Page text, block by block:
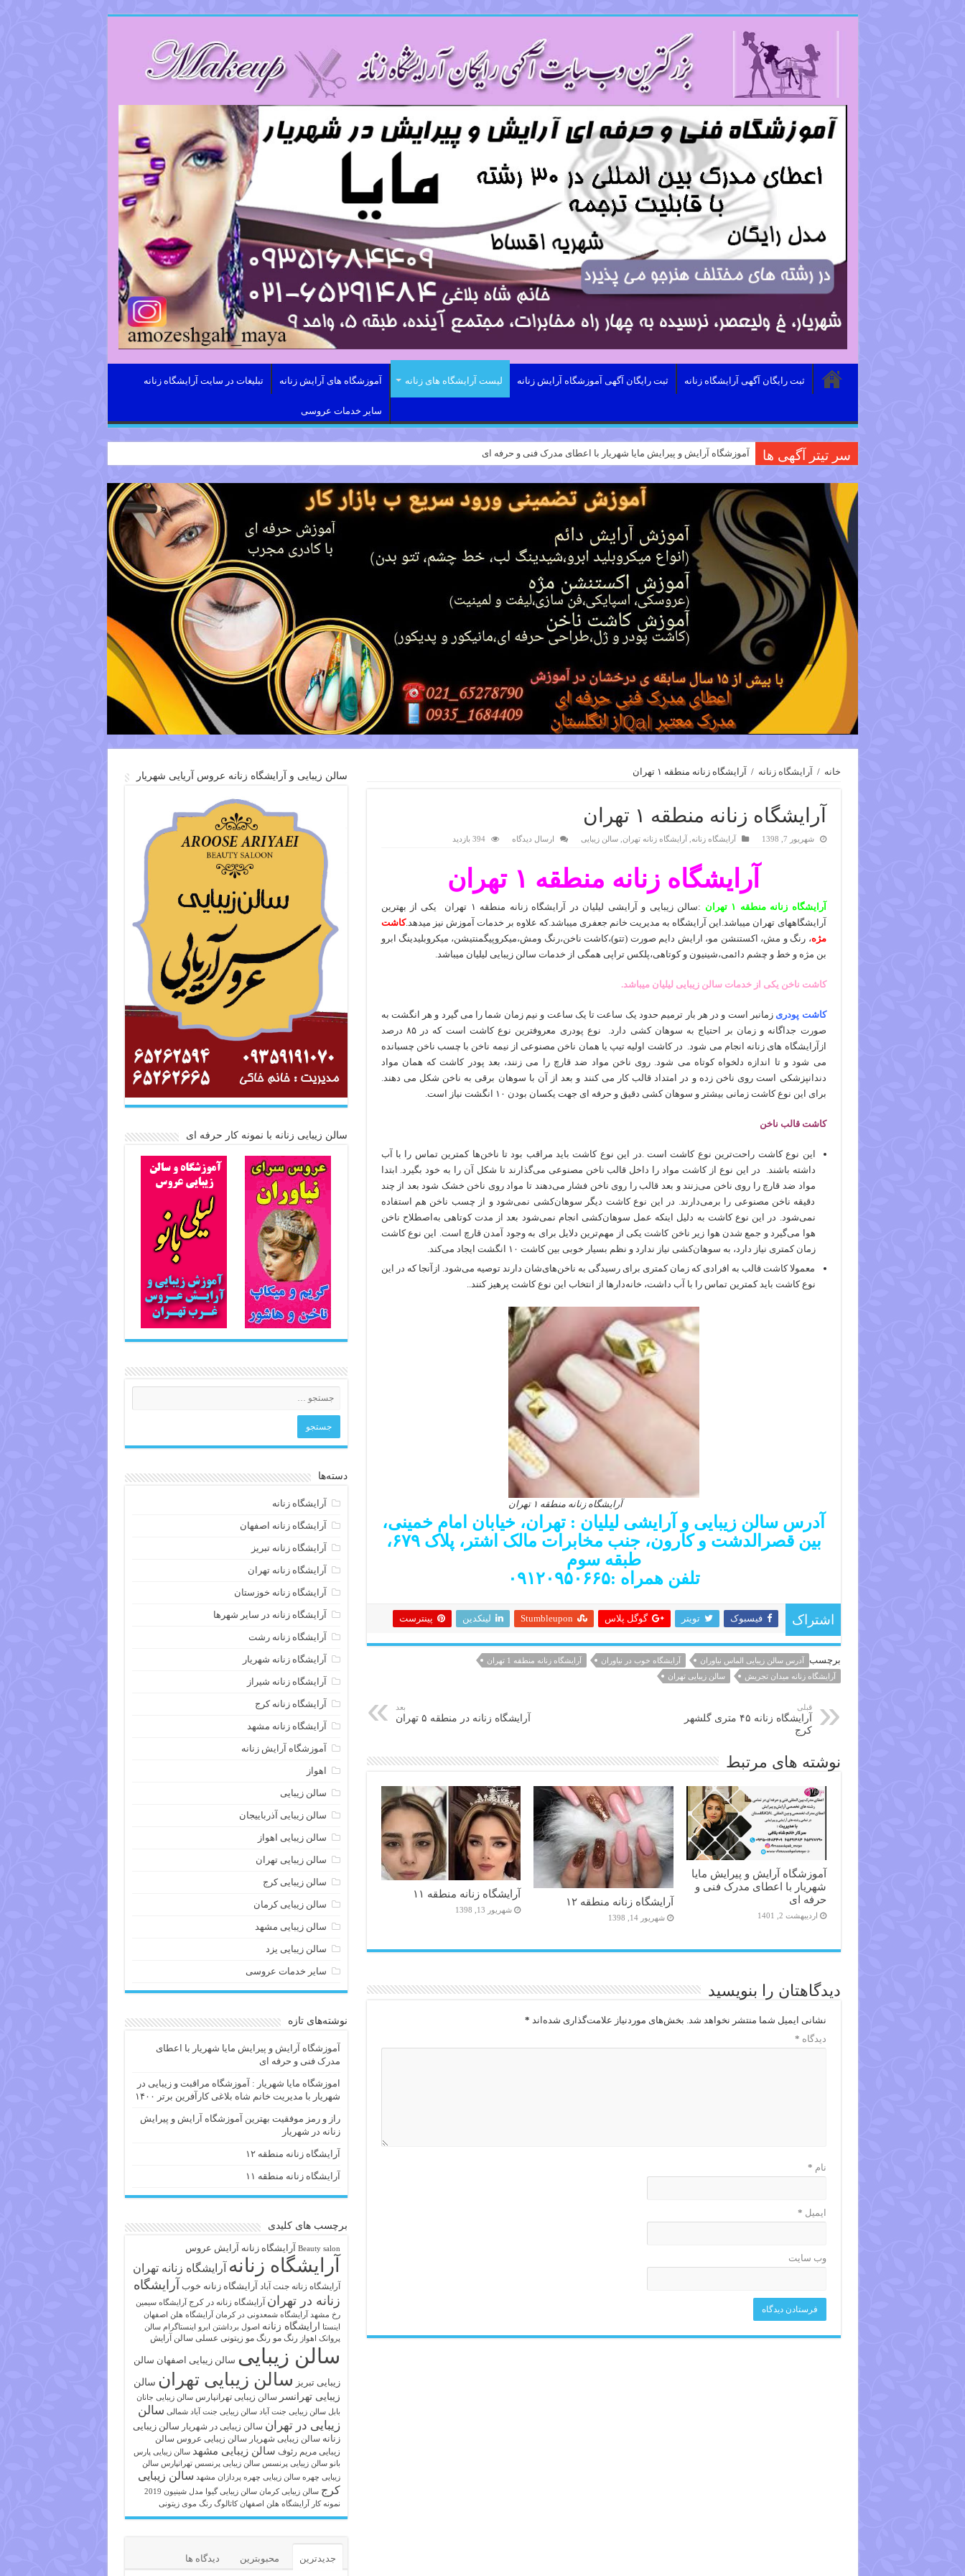
ثبت رایگان آگهی آرایشگاه زنانه ثبت رایگان آگهی آموزشگاه آرایش زنانه لیست آرایشگاه های زنانه آموزشگاه های آرایش زنانه تبلیغات در سایت آرایشگاه زنانه
سایر خدمات عروسی
سر تیتر آگهی ها آموزشگاه آرایش و پیرایش مایا شهریار با اعطای مدرک فنی و حرفه ای
خانه / آرایشگاه زنانه / آرایشگاه زنانه منطقه ۱ تهران
آرایشگاه زنانه منطقه ۱ تهران
شهریور 7, 1398 آرایشگاه زنانه ,آرایشگاه زنانه تهران ,سالن زیبایی ارسال دیدگاه 394 بازدید
آرایشگاه زنانه منطقه ۱ تهران
آرایشگاه زنانه منطقه ۱ تهران
:سالن زیبایی و آرایشی لیلیان در آرایشگاه زنانه منطقه ۱ تهران یکی از بهترین
آرایشگاههای تهران میباشد.این آرایشگاه به مدیریت خانم جعفری میباشد.که علاوه بر خدمات آموزش نیز میدهد.کاشت
مژه، رنگ و مش، اکستنشن مو، ارایش دایم صورت (تتو)،کاشت ناخن،رنگ ومش،میکروپیگمنتیشن، میکروبلیدینگ ابرو
بن مژه و خط و چشم دائمی،شینیون و کوتاهی،پلکس تراپی همگی از خدمات سالن زیبایی لیلیان میباشد.
کاشت ناخن یکی از خدمات سالن زیبایی لیلیان میباشد.
کاشت پودری زمانبر است و در هر بار ترمیم حدود یک ساعت تا یک ساعت و نیم زمان شما را می گیرد و هر انگشت به
صورت جداگانه و زمان بر احتیاج به سوهان کشی دارد. نوع پودری معروفترین نوع کاشت است که در ۸۵ درصد
ازآرایشگاه های زنانه انجام می شود. در کاشت اولیه تیپ یا همان ناخن مصنوعی از نیمه ناخن با چسب ناخن چسبانده
می شود و تا اندازه دلخواه کوتاه می شود. روی ناخن مواد ضد قارچ را می زنند، بعد پودر کاشت که همان مواد
دندانپزشکی است روی ناخن زده و در امتداد قالب کار می کنند و بعد از آن با سوهان برقی به ناخن شکل می دهند.
برای این نوع کاشت زمانی بیشتر و سوهان کشی دقیق و حرفه ای جهت یکسان بودن ۱۰ انگشت نیاز است.
کاشت قالب ناخن
این نوع کاشت راحت‌ترین نوع کاشت است .در این نوع کاشت باید مراقب بود تا ناخن‌ها کمترین تماس را با آب
داشته باشند. در این نوع از کاشت مواد را داخل قالب ناخن مصنوعی می‌گذارند تا شکل آن را به خود بگیرد. ابتدا
مواد ضد قارچ را روی ناخن می‌زنند و بعد قالب را روی ناخن فشار می‌دهند تا مواد روی ناخن خشک ‌شود بعد از چند
دقیقه ناخن مصنوعی را برمی‌دارند. در این نوع کاشت دیگر سوهان‌کشی نمی‌شود و از چسب ناخن هم استفاده
نمی‌شود. در این نوع کاشت به دلیل اینکه عمل سوهان‌کشی انجام نمی‌شود بعد از مدت کوتاهی به‌اصطلاح ناخن
هوا می‌گیرد و جمع شدن هوا زیر ناخن کاشت یکی از مهم‌ترین دلایل برای به وجود آمدن قارچ است. این نوع کاشت
زمان کمتری نیاز دارد، به سوهان‌کشی نیاز ندارد و نظم بسیار خوبی بین کاشت ۱۰ انگشت ایجاد می‌کند.
معمولا کاشت قالب به افرادی که زمان کمتری برای رسیدگی به ناخن‌های‌شان دارند توصیه می‌شود. ازآنجا که در این
نوع کاشت باید کمترین تماس را با آب داشت، خانه‌دارها از انتخاب این نوع کاشت پرهیز کنند..
آرایشگاه زنانه منطقه ۱ تهران
آدرس سالن زیبایی و آرایشی لیلیان : تهران، خیابان امام خمینی،
بین قصرالدشت و کارون، جنب مخابرات مالک اشتر، پلاک ۶۷۹،
طبقه سوم
تلفن همراه :۰۹۱۲۰۹۵۰۶۶۵
اشتراک فیسبوک تویتر گوگل پلاس Stumbleupon لینکدین پینترست
برچسب آدرس سالن زیبایی الماس نیاوران آرایشگاه خوب در نیاوران
آرایشگاه زنانه منطقه 1 تهران
آرایشگاه زنانه میدان تجریش
سالن زیبایی تهران
قبلی
آرایشگاه زنانه ۴۵ متری گلشهر
کرج
بعد
آرایشگاه زنانه در منطقه ۵ تهران
نوشته های مرتبط
آموزشگاه آرایش و پیرایش مایا
شهریار با اعطای مدرک فنی و
حرفه ای
اردیبهشت 2, 1401
آرایشگاه زنانه منطقه ۱۲
شهریور 14, 1398
آرایشگاه زنانه منطقه ۱۱
شهریور 13, 1398
دیدگاهتان را بنویسید
نشانی ایمیل شما منتشر نخواهد شد. بخش‌های موردنیاز علامت‌گذاری شده‌اند *
دیدگاه *
نام *
ایمیل *
وب‌ سایت
سالن زیبایی و آرایشگاه زنانه عروس آریایی شهریار
سالن زیبایی زنانه با نمونه کار حرفه ای
دسته‌ها
آرایشگاه زنانه
آرایشگاه زنانه اصفهان
آرایشگاه زنانه تبریز
آرایشگاه زنانه تهران
آرایشگاه زنانه خوزستان
آرایشگاه زنانه در سایر شهرها
آرایشگاه زنانه رشت
آرایشگاه زنانه شهریار
آرایشگاه زنانه شیراز
آرایشگاه زنانه کرج
آرایشگاه زنانه مشهد
آموزشگاه آرایش زنانه
اهواز
سالن زیبایی
سالن زیبایی آذرباییجان
سالن زیبایی اهواز
سالن زیبایی تهران
سالن زیبایی کرج
سالن زیبایی کرمان
سالن زیبایی مشهد
سالن زیبایی یزد
سایر خدمات عروسی
نوشته‌های تازه
آموزشگاه آرایش و پیرایش مایا شهریار با اعطای
مدرک فنی و حرفه ای
اموزشگاه مایا شهریار : آموزشگاه مراقبت و زیبایی در
شهریار با مدیریت خانم شاه بلاغی کارآفرین برتر ۱۴۰۰
راز و رمز موفقیت بهترین آموزشگاه آرایش و پیرایش
زنانه در شهریار
آرایشگاه زنانه منطقه ۱۲
آرایشگاه زنانه منطقه ۱۱
برچسب های کلیدی
Beauty salon آرايشگاه زنانه آرایش عروس
آرایشگاه زنانه آرایشگاه زنانه تهران
آرایشگاه زنانه جنت آباد آرایشگاه زنانه خوب آرایشگاه
زنانه در تهران آرایشگاه زنانه در کرج
آرایشگاه سیمین
رخ مشهد
آرایشگاه شمعدونی در کرمان آرایشگاه هلن اصفهان
اینستا ارایشگاه زنانه اصول برداشتن ابرو
اینستاگرام سالن
پروانک اهواز
رنگ مو رنگ مو زیتونی عسلی سالن آرایش
سالن زیبایی سالن زیبایی اصفهان سالن
زیبایی تبریز سالن زیبایی تهران سالن
زیبایی تهرانسر سالن زیبایی تهرانپارس سالن زیبایی جانان
بابل سالن زیبایی جنت آباد سالن زیبایی جنت آباد شمالی سالن
زیبایی در تهران سالن زیبایی در شهریار سالن زیبایی
زنانه سالن زیبایی شهریار سالن زیبایی عروس سالن
زیبایی مریم رئوف سالن زیبایی مشهد سالن زیبایی پارس
بانو سالن زیبایی پرنسس سالن زیبایی پرنسس تهرانپارس سالن
زیبایی چهره سالن زیبایی چهره پردازان مشهد سالن زیبایی
کرج سالن زیبایی کرمان سالن زیبایی گیوا
مدل شینیون 2019
نمونه کار آرایشگاه هلن اصفهان کاتالوگ رنگ موی زیتونی
جدیدترین محبوبترین دیدگاه ها